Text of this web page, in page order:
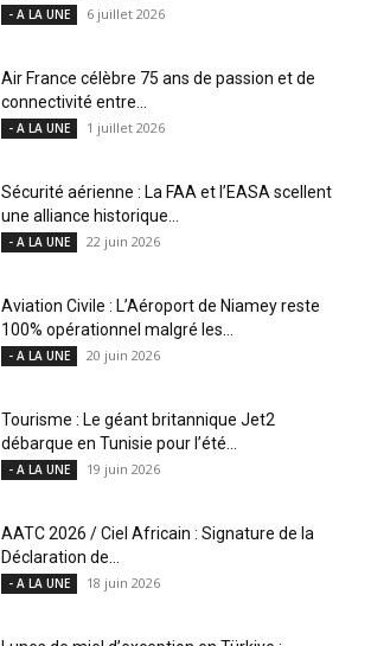
- A LA UNE 6 juillet 2026
Air France célèbre 75 ans de passion et de
connectivité entre...
- A LA UNE 1 juillet 2026
Sécurité aérienne : La FAA et l’EASA scellent
une alliance historique...
- A LA UNE 22 juin 2026
Aviation Civile : L’Aéroport de Niamey reste
100% opérationnel malgré les...
- A LA UNE 20 juin 2026
Tourisme : Le géant britannique Jet2
débarque en Tunisie pour l’été...
- A LA UNE 19 juin 2026
AATC 2026 / Ciel Africain : Signature de la
Déclaration de...
- A LA UNE 18 juin 2026